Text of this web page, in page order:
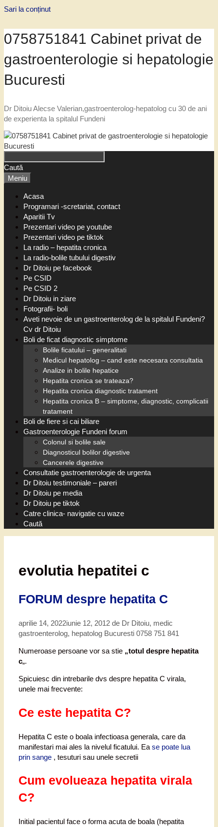
Sari la conținut
0758751841 Cabinet privat de
gastroenterologie si hepatologie
Bucuresti
Dr Ditoiu Alecse Valerian,gastroenterolog-hepatolog cu 30 de ani
de experienta la spitalul Fundeni
Caută
Meniu
Acasa
Programari -scretariat, contact
Aparitii Tv
Prezentari video pe youtube
Prezentari video pe tiktok
La radio – hepatita cronica
La radio-bolile tubului digestiv
Dr Ditoiu pe facebook
Pe CSID
Pe CSID 2
Dr Ditoiu in ziare
Fotografii- boli
Aveti nevoie de un gastroenterolog de la spitalul Fundeni?
Cv dr Ditoiu
Boli de ficat diagnostic simptome
Bolile ficatului – generalitati
Medicul hepatolog – cand este necesara consultatia
Analize in bolile hepatice
Hepatita cronica se trateaza?
Hepatita cronica diagnostic tratament
Hepatita cronica B – simptome, diagnostic, complicatii
tratament
Boli de fiere si cai biliare
Gastroenterologie Fundeni forum
Colonul si bolile sale
Diagnosticul bolilor digestive
Cancerele digestive
Consultatie gastroenterologie de urgenta
Dr Ditoiu testimoniale – pareri
Dr Ditoiu pe media
Dr Ditoiu pe tiktok
Catre clinica- navigatie cu waze
Caută
evolutia hepatitei c
FORUM despre hepatita C
aprilie 14, 2022iunie 12, 2012 de Dr Ditoiu, medic
gastroenterolog, hepatolog Bucuresti 0758 751 841
Numeroase persoane vor sa stie „totul despre hepatita
c„.
Spicuiesc din intrebarile dvs despre hepatita C virala,
unele mai frecvente:
Ce este hepatita C?
Hepatita C este o boala infectioasa generala, care da
manifestari mai ales la nivelul ficatului. Ea se poate lua
prin sange , tesuturi sau unele secretii
Cum evolueaza hepatita virala
C?
Initial pacientul face o forma acuta de boala (hepatita